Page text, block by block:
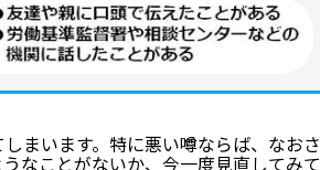
まいます。特に悪い噂ならば、なおさ
なことがないか、今一度見直してみて